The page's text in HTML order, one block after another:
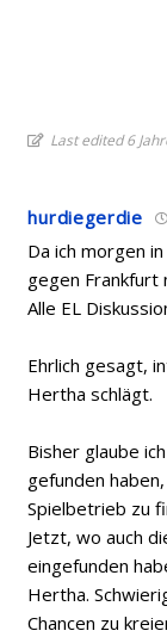
Last edited 6
hurdiegerdie
Da ich morgen
gegen Frankfurt
Alle EL
Ehrlich gesagt,
Hertha schlägt.
Bisher glaube
gefunden
Spielbetrieb zu
Jetzt, wo auch
eingefunden
Hertha.
Chancen zu